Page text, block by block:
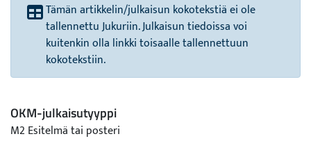
Tämän artikkelin/julkaisun kokotekstiä ei ole
tallennettu Jukuriin. Julkaisun tiedoissa voi
kuitenkin olla linkki toisaalle tallennettuun
kokotekstiin.
OKM-julkaisutyyppi
M2 Esitelmä tai posteri